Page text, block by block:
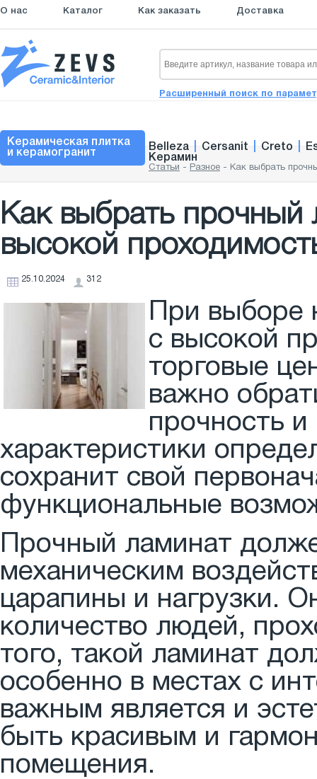
О нас Каталог Как заказать Доставка
Расширенный поиск по
Керамическая плитка
и керамогранит
Belleza Cersanit Creto
Керамин
Статьи - Разное - Как выбрать
Как выбрать
высокой
25.10.2024 312
При выборе
с высокой
торговые
важно
прочность
характеристики
сохранит свой
функциональные
Прочный ламинат
механическим
царапины и нагрузки.
количество людей,
того, такой ламинат
особенно в местах с
важным является и
быть красивым и
помещения.